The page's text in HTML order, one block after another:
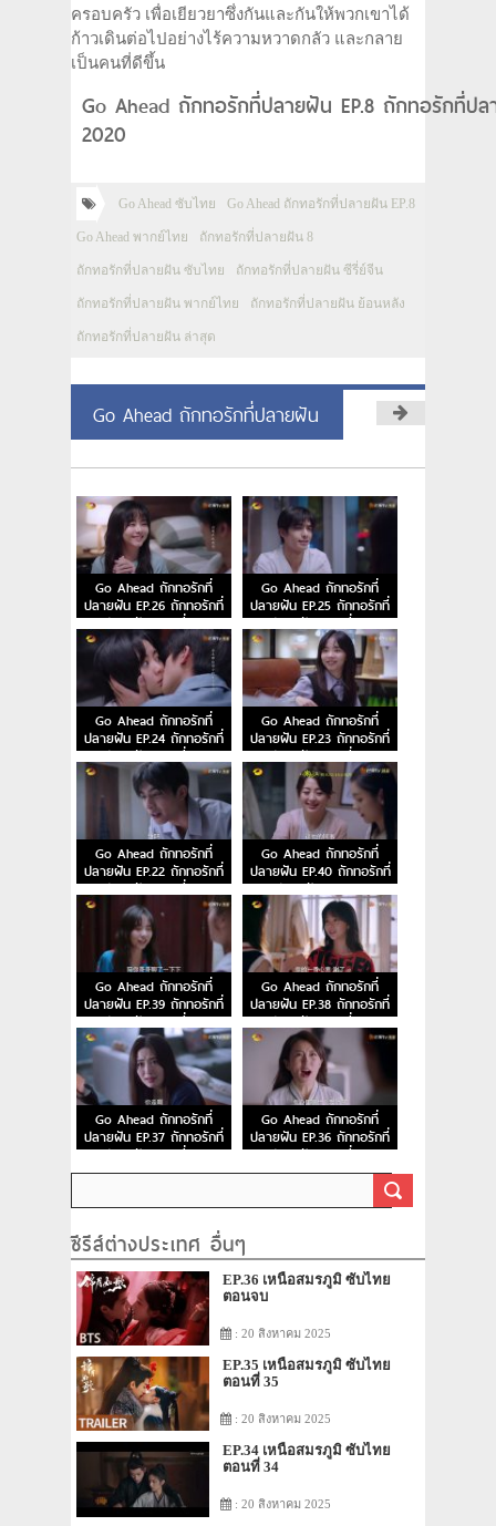
ครอบครัว เพื่อเยียวยาซึ่งกันและกันให้พวกเขาได้
ก้าวเดินต่อไปอย่างไร้ความหวาดกลัว และกลาย
เป็นคนที่ดีขึ้น
Go Ahead ถักทอรักที่ปลายฝัน EP.8 ถักทอรักที่ป
2020
Go Ahead ซับไทย Go Ahead ถักทอรักที่ปลายฝัน EP.8
Go Ahead พากย์ไทย ถักทอรักที่ปลายฝัน 8
ถักทอรักที่ปลายฝัน ซับไทย ถักทอรักที่ปลายฝัน ซีรี่ย์จีน
ถักทอรักที่ปลายฝัน พากย์ไทย ถักทอรักที่ปลายฝัน ย้อนหลัง
ถักทอรักที่ปลายฝัน ล่าสุด
Go Ahead ถักทอรักที่ปลายฝัน
Go Ahead ถักทอรักที่
ปลายฝัน EP.26 ถักทอรักที่
ปลายฝัน ตอนที่ 26
Go Ahead ถักทอรักที่
ปลายฝัน EP.25 ถักทอรักที่
ปลายฝัน ตอนที่ 25
Go Ahead ถักทอรักที่
ปลายฝัน EP.24 ถักทอรักที่
ปลายฝัน ตอนที่ 24
Go Ahead ถักทอรักที่
ปลายฝัน EP.23 ถักทอรักที่
ปลายฝัน ตอนที่ 23
Go Ahead ถักทอรักที่
ปลายฝัน EP.22 ถักทอรักที่
ปลายฝัน ตอนที่ 22
Go Ahead ถักทอรักที่
ปลายฝัน EP.40 ถักทอรักที่
ปลายฝัน ตอนจบ
Go Ahead ถักทอรักที่
ปลายฝัน EP.39 ถักทอรักที่
ปลายฝัน ตอนที่ 39
Go Ahead ถักทอรักที่
ปลายฝัน EP.38 ถักทอรักที่
ปลายฝัน ตอนที่ 38
Go Ahead ถักทอรักที่
ปลายฝัน EP.37 ถักทอรักที่
ปลายฝัน ตอนที่ 37
Go Ahead ถักทอรักที่
ปลายฝัน EP.36 ถักทอรักที่
ปลายฝัน ตอนที่ 36
ซีรีส์ต่างประเทศ อื่นๆ
EP.36 เหนือสมรภูมิ ซับไทย
ตอนจบ
: 20 สิงหาคม 2025
EP.35 เหนือสมรภูมิ ซับไทย
ตอนที่ 35
: 20 สิงหาคม 2025
EP.34 เหนือสมรภูมิ ซับไทย
ตอนที่ 34
: 20 สิงหาคม 2025